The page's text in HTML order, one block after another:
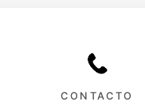
CONTACTO